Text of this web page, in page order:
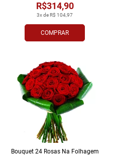
COMPRAR
3x de R$ 104,97
R$314,90
Bouquet 24 Rosas Na Folhagem